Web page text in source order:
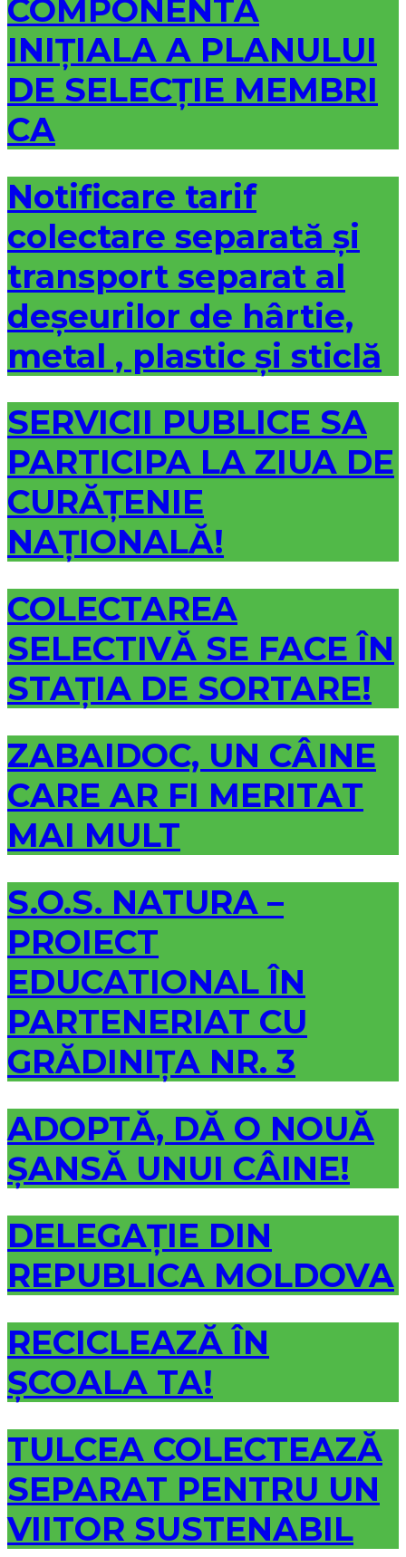
COMPONENTA
INIȚIALA A PLANULUI
DE SELECȚIE MEMBRI
CA
Notificare tarif
colectare separată și
transport separat al
deșeurilor de hârtie,
metal , plastic și sticlă
SERVICII PUBLICE SA
PARTICIPA LA ZIUA DE
CURĂȚENIE
NAȚIONALĂ!
COLECTAREA
SELECTIVĂ SE FACE ÎN
STAȚIA DE SORTARE!
ZABAIDOC, UN CÂINE
CARE AR FI MERITAT
MAI MULT
S.O.S. NATURA –
PROIECT
EDUCATIONAL ÎN
PARTENERIAT CU
GRĂDINIȚA NR. 3
ADOPTĂ, DĂ O NOUĂ
ȘANSĂ UNUI CÂINE!
DELEGAȚIE DIN
REPUBLICA MOLDOVA
RECICLEAZĂ ÎN
ȘCOALA TA!
TULCEA COLECTEAZĂ
SEPARAT PENTRU UN
VIITOR SUSTENABIL